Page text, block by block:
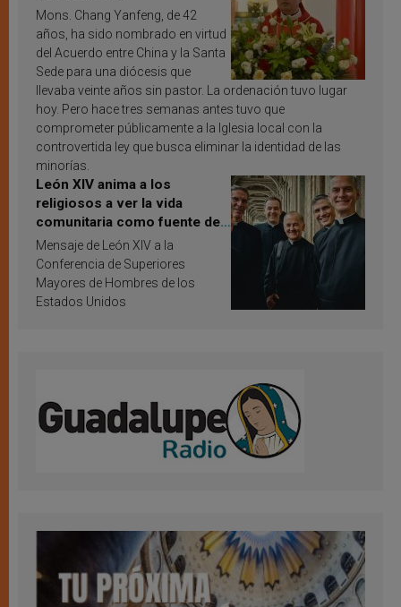
Mons. Chang Yanfeng, de 42
años, ha sido nombrado en virtud
del Acuerdo entre China y la Santa
Sede para una diócesis que
llevaba veinte años sin pastor. La ordenación tuvo lugar
hoy. Pero hace tres semanas antes tuvo que
comprometer públicamente a la Iglesia local con la
controvertida ley que busca eliminar la identidad de las
minorías.
León XIV anima a los
religiosos a ver la vida
comunitaria como fuente de
inspiración y santificación
Mensaje de León XIV a la
Conferencia de Superiores
Mayores de Hombres de los
Estados Unidos